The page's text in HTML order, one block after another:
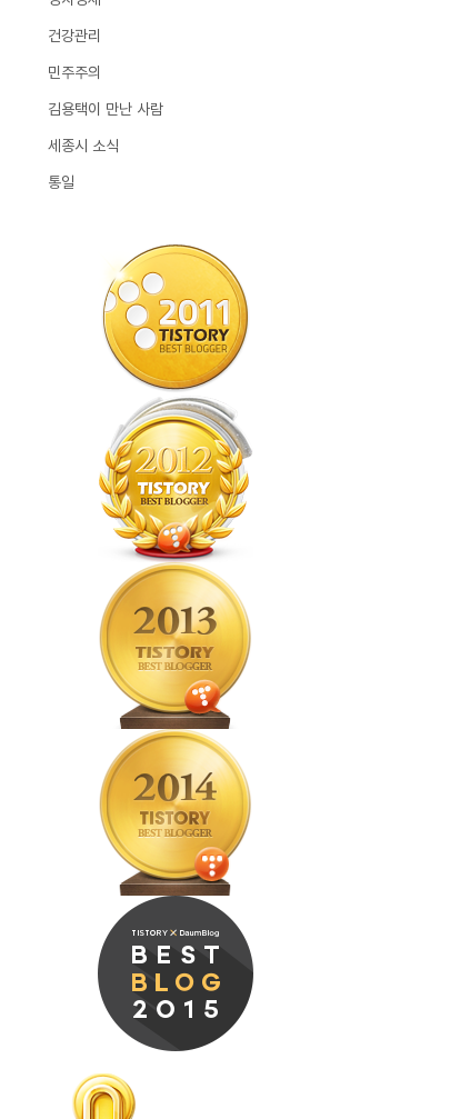
건강관리
민주주의
김용택이 만난 사람
세종시 소식
통일